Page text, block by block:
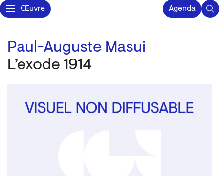
Œuvre Agenda
Paul-Auguste Masui
L’exode 1914